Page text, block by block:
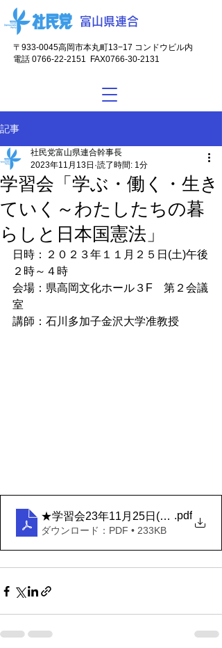
富山県連合
〒933-0045高岡市本丸町13−17 コンドウビル内
電話 0766-22-2151 FAX0766-30-2131
記事
学習会「学ぶ・働く・生き
ていく～わたしたちの暮
らしと日本国憲法」
社民党富山県連合幹事長
2023年11月13日 読了時間: 1分
日時：２０２３年１１月２５日(土)午後
２時～４時
会場：県高岡文化ホール３F　第２会議
室
講師：石川多加子金沢大学准教授
★学習会23年11月25日(石川先生)
.pdf
ダウンロード：PDF • 233KB